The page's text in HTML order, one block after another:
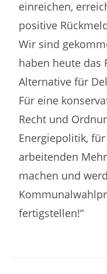
einreichen,
positive
Wir sind
haben heute das
Alternative für
Für eine
Recht und
Energiepolitik,
arbeitenden
machen und
fertigstellen!“